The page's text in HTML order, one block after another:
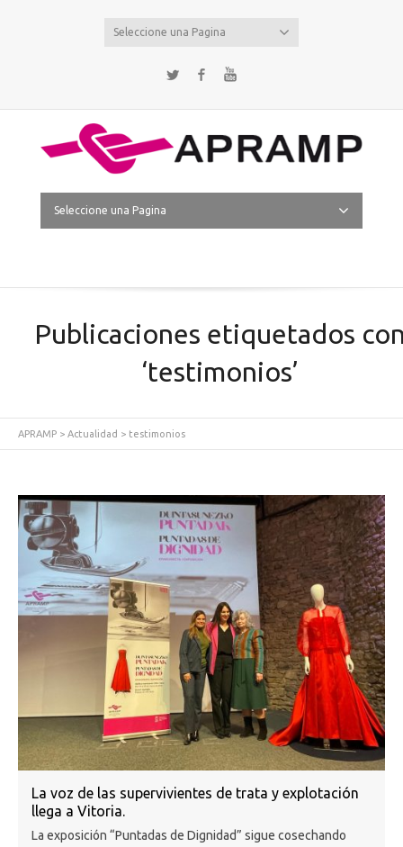
Seleccione una Pagina
Twitter Facebook
Seleccione una Pagina
Publicaciones etiquetados
‘testimonios’
APRAMP > Actualidad > testimonios
La voz de las supervivientes de trata y explotación
llega a Vitoria.
La exposición “Puntadas de Dignidad” sigue cosechando